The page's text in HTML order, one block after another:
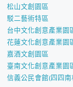
松山文創園區
駁二藝術特區
台中文化創意產業園
花蓮文化創意產業園
嘉酒文創園區
臺南文化創意產業園
信義公民會館(四四南